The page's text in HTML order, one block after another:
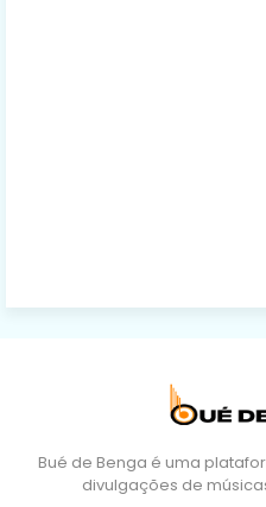
Bué de Benga é uma
divulgações de